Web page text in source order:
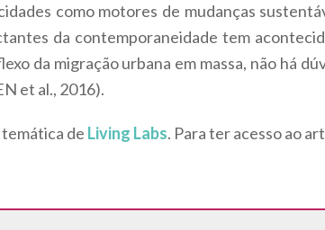
como motores de mudanças
da contemporaneidade tem
da migração urbana em massa, não há
et al., 2016).
temática de Living Labs. Para ter acesso ao